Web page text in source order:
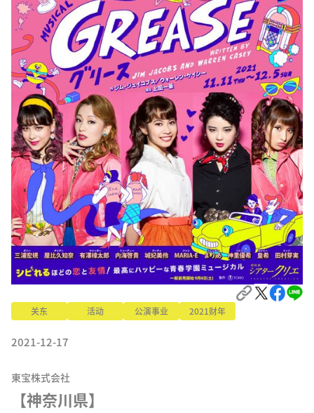
关东 活动 公演事业 2021财年
2021-12-17
東宝株式会社
【神奈川県】